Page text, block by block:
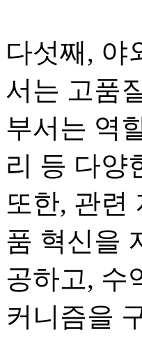
다섯째, 야
서는 고품
부서는 역
리 등 다양
또한, 관련
품 혁신을
공하고, 수
커니즘을